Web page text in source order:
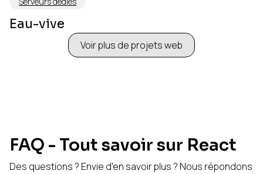
Eau-vive
Voir plus de projets web
FAQ - Tout savoir sur React
Des questions ? Envie d’en savoir plus ? Nous répondons